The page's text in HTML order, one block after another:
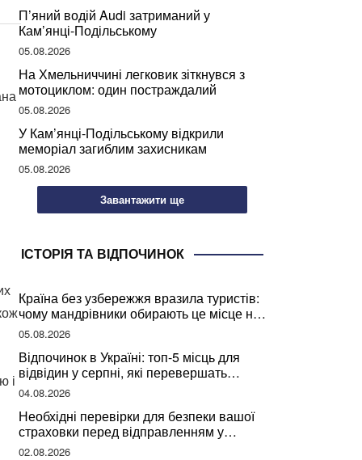
і
П’яний водій Audi затриманий у
Кам’янці-Подільському
05.08.2026
На Хмельниччині легковик зіткнувся з
мотоциклом: один постраждалий
05.08.2026
У Кам’янці-Подільському відкрили
меморіал загиблим захисникам
05.08.2026
Завантажити ще
ІСТОРІЯ ТА ВІДПОЧИНОК
Країна без узбережжя вразила туристів:
чому мандрівники обирають це місце на
відпочинок
05.08.2026
Відпочинок в Україні: топ-5 місць для
відвідин у серпні, які перевершать
закордонні враження
04.08.2026
Необхідні перевірки для безпеки вашої
страховки перед відправленням у
подорож
02.08.2026